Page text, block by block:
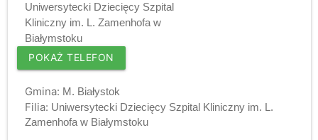
Uniwersytecki Dziecięcy Szpital
Kliniczny im. L. Zamenhofa w
Białymstoku
POKAŻ TELEFON
Gmina: M. Białystok
Filia: Uniwersytecki Dziecięcy Szpital Kliniczny im. L.
Zamenhofa w Białymstoku